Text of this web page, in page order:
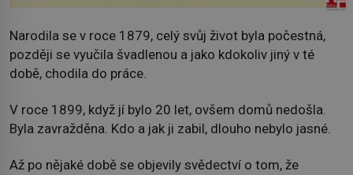
Narodila se v roce 1879, celý svůj život byla počestná,
později se vyučila švadlenou a jako kdokoliv jiný v té
době, chodila do práce.
V roce 1899, když jí bylo 20 let, ovšem domů nedošla.
Byla zavražděna. Kdo a jak ji zabil, dlouho nebylo jasné.
Až po nějaké době se objevily svědectví o tom, že